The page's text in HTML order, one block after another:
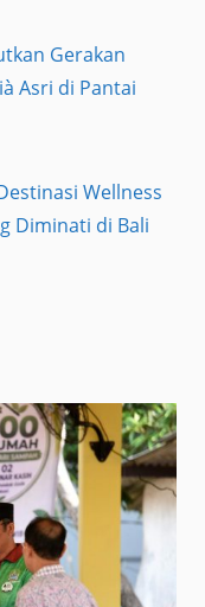
Gerakan
Asri di Pantai
Wellness
Diminati di Bali